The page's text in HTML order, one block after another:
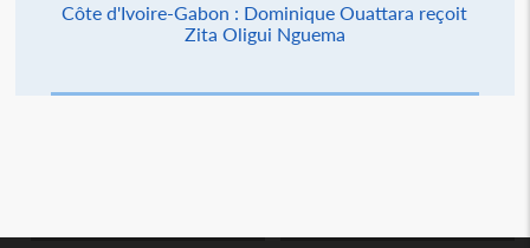
Côte d'Ivoire-Gabon : Dominique Ouattara reçoit
Zita Oligui Nguema